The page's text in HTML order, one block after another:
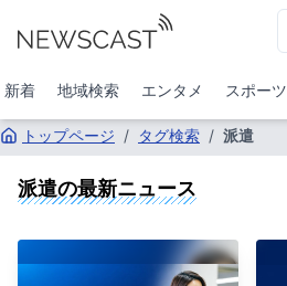
新着 地域検索 エンタメ スポーツ
トップページ / タグ検索 / 派遣
派遣の最新ニュース